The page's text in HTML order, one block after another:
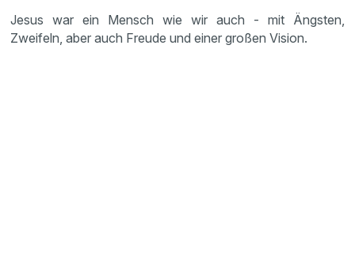
Jesus war ein Mensch wie wir auch - mit Ängsten,
Zweifeln, aber auch Freude und einer großen Vision.